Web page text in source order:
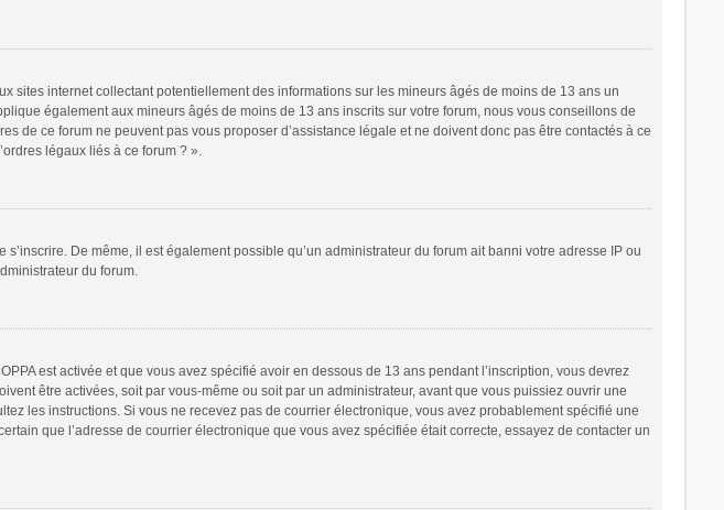
sites internet collectant potentiellement des informations sur les mineurs âgés de moins de 13 ans un
également aux mineurs âgés de moins de 13 ans inscrits sur votre forum, nous vous conseillons de
ce forum ne peuvent pas vous proposer d’assistance légale et ne doivent donc pas être contactés à ce
légaux liés à ce forum ? ».
De même, il est également possible qu’un administrateur du forum ait banni votre adresse IP ou
du forum.
est activée et que vous avez spécifié avoir en dessous de 13 ans pendant l’inscription, vous devrez
être activées, soit par vous-même ou soit par un administrateur, avant que vous puissiez ouvrir une
les instructions. Si vous ne recevez pas de courrier électronique, vous avez probablement spécifié une
que l’adresse de courrier électronique que vous avez spécifiée était correcte, essayez de contacter un